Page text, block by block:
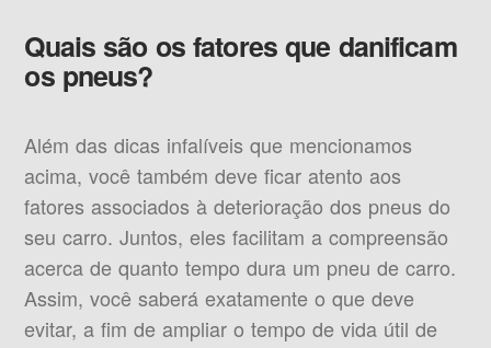
Quais são os fatores que danificam
os pneus?
Além das dicas infalíveis que mencionamos
acima, você também deve ficar atento aos
fatores associados à deterioração dos pneus do
seu carro. Juntos, eles facilitam a compreensão
acerca de quanto tempo dura um pneu de carro.
Assim, você saberá exatamente o que deve
evitar, a fim de ampliar o tempo de vida útil de